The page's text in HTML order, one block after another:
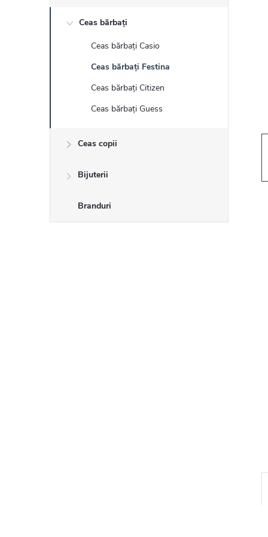
t
a
Ceas bărbați
Ceas bărbați Casio
Ceas bărbați Festina
Ceas bărbați Citizen
Ceas bărbați Guess
Ceas copii
Bijuterii
Branduri